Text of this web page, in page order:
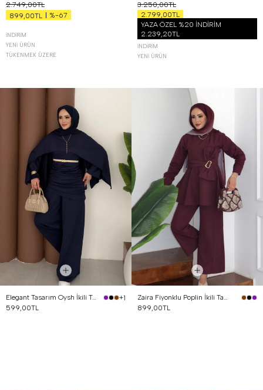
2.749,00TL
899,00TL
%-67
İNDIRIM
YENI ÜRÜN
TÜKENMEK ÜZERE
3.250,00TL
2.799,00TL
YAZA ÖZEL %20 İNDİRİM
2.239,20TL
İNDIRIM
YENI ÜRÜN
Elegant Tasarım Oysh İkili Takım Lacivert
+1
599,00TL
Zaira Fiyonklu Poplin İkili Takım Mürdüm
899,00TL